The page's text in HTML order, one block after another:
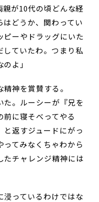
親が10代の頃どんな経
どうか、関わってい
ピーやドラッグにいた
していたわ。つまり私
よ」
神を賞賛する。
た。ルーシーが『兄を
に寝そべってやる
返すジュードにがっ
てみなくちゃわから
たチャレンジ精神には
浸っているわけではな